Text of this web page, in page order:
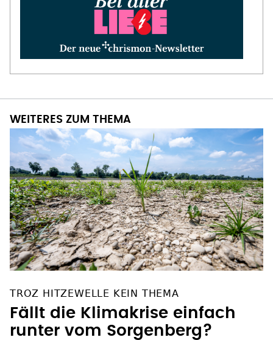
WEITERES ZUM THEMA
TROZ HITZEWELLE KEIN THEMA
Fällt die Klimakrise einfach
runter vom Sorgenberg?